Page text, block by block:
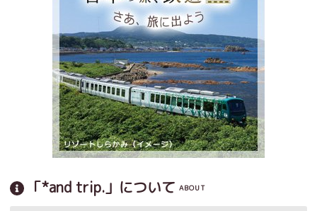
「*and trip.」について ABOUT